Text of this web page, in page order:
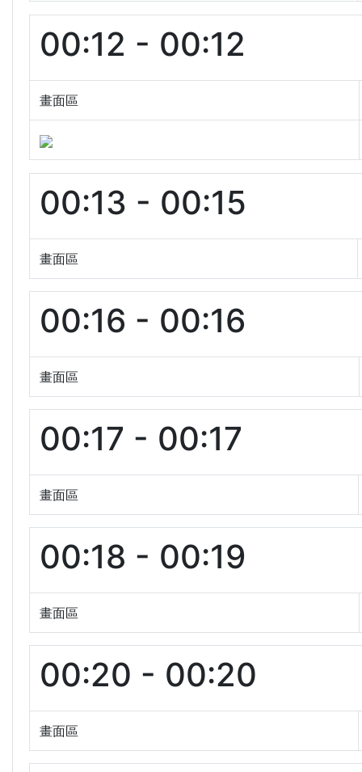
00:12 - 00:12
畫面區
00:13 - 00:15
畫面區
00:16 - 00:16
畫面區
00:17 - 00:17
畫面區
00:18 - 00:19
畫面區
00:20 - 00:20
畫面區